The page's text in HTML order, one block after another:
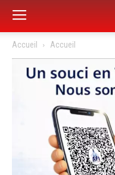
Accueil Accueil